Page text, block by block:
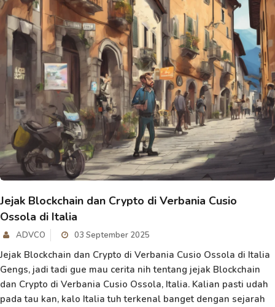
Jejak Blockchain dan Crypto di Verbania Cusio
Ossola di Italia
ADVCO 03 September 2025
Jejak Blockchain dan Crypto di Verbania Cusio Ossola di Italia
Gengs, jadi tadi gue mau cerita nih tentang jejak Blockchain
dan Crypto di Verbania Cusio Ossola, Italia. Kalian pasti udah
pada tau kan, kalo Italia tuh terkenal banget dengan sejarah